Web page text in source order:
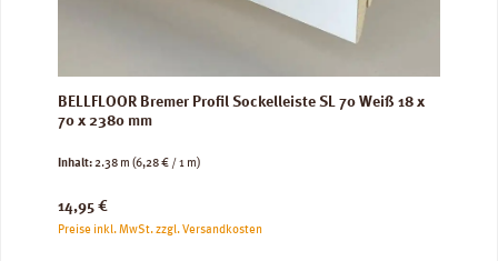
BELLFLOOR Bremer Profil Sockelleiste SL 70 Weiß 18 x
70 x 2380 mm
Inhalt:2.38 m (6,28 € / 1 m)
Regulärer Preis:
14,95 €
Preise inkl. MwSt. zzgl. Versandkosten